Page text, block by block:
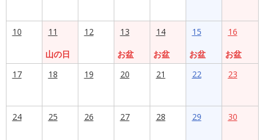
10
11
山の日
12
13
お盆
14
お盆
15
お盆
16
お盆
17
18 19 20 21 22 23
24 25 26 27 28 29 30